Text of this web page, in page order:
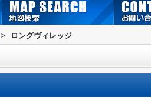
> ロングヴィレッジ